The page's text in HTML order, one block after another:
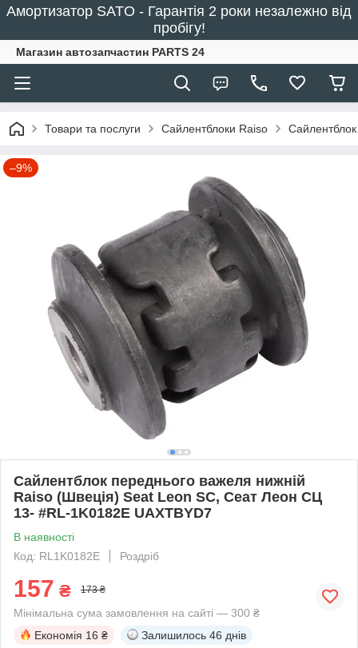
Амортизатор SATO - Гарантія 2 роки незалежно від
пробігу!
Магазин автозапчастин PARTS 24
Товари та послуги Сайлентблоки Raiso
–9%
Сайлентблок переднього важеля нижній
Raiso (Швеція) Seat Leon SC, Сеат Леон СЦ
13- #RL-1K0182E UAXTBYD7
В наявності
Код: RL1K0182E
Роздріб
157 ₴ 173 ₴
Мінімальна сума замовлення на сайті — 300 ₴
Економія 16 ₴ Залишилось 46 днів